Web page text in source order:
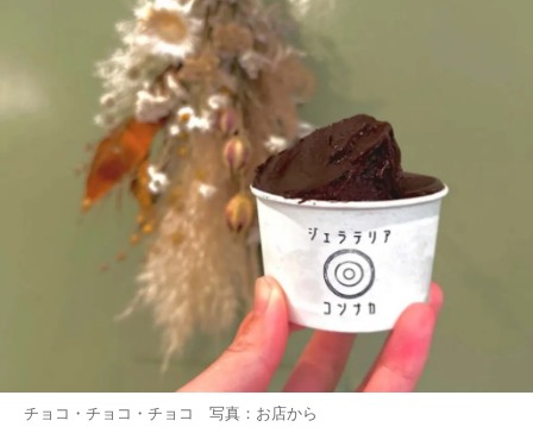
チョコ・チョコ・チョコ 写真：お店から